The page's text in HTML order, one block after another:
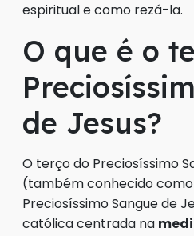
espiritual e como rezá-la.
O que é o
de Jesus?
O terço do Preciosíssimo
(também conhecido
Preciosíssimo Sangue de
católica centrada na